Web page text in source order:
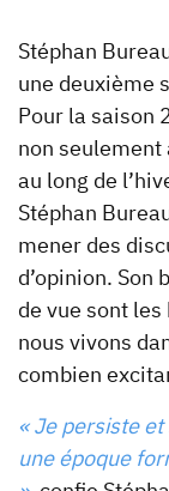
Stéphan
une deuxième
Pour la saison
non seulement
au long de
Stéphan
mener des
d’opinion. Son
de vue sont
nous vivons
combien
« Je persiste
une époque